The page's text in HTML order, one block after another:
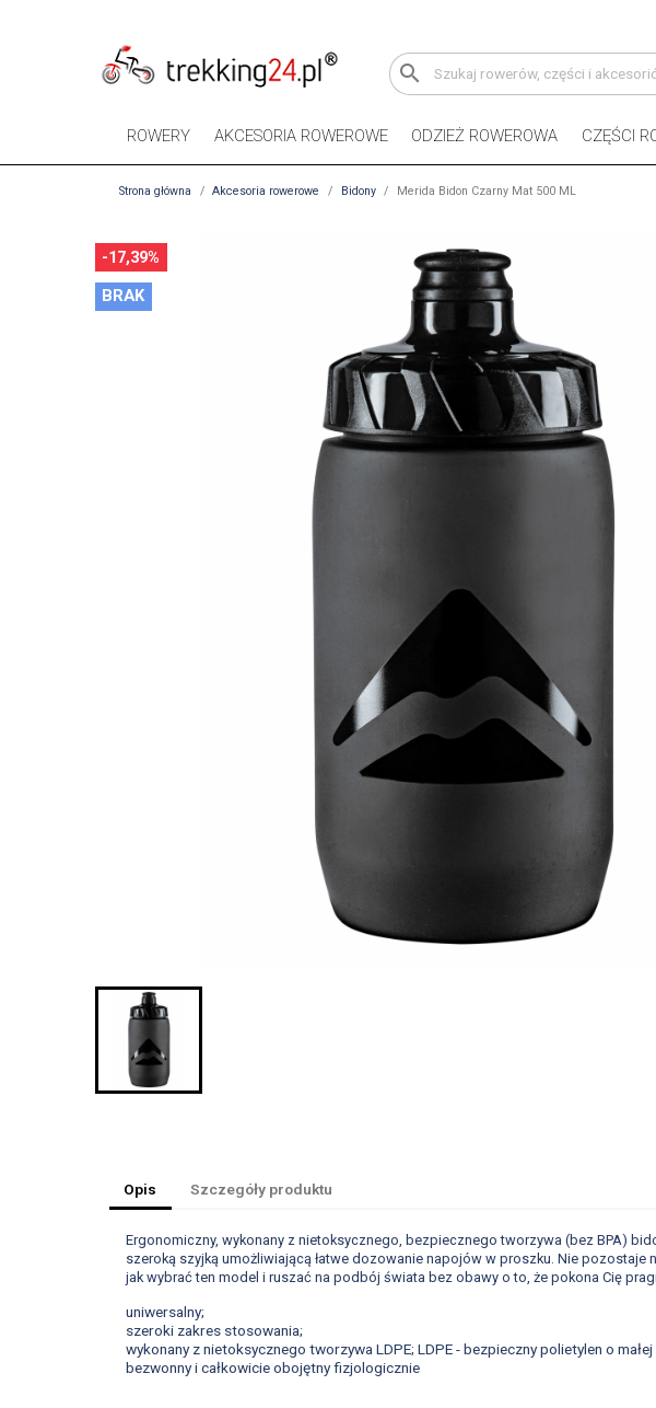
search
ROWERY AKCESORIA ROWEROWE ODZIEŻ ROWEROWA CZĘŚCI
Strona główna Akcesoria rowerowe Bidony Merida Bidon Czarny Mat 500 ML
-17,39%
BRAK
Opis Szczegóły produktu
Ergonomiczny, wykonany z nietoksycznego, bezpiecznego tworzywa (bez BPA)
szeroką szyjką umożliwiającą łatwe dozowanie napojów w proszku. Nie pozostaje
jak wybrać ten model i ruszać na podbój świata bez obawy o to, że pokona Cię
uniwersalny;
szeroki zakres stosowania;
wykonany z nietoksycznego tworzywa LDPE; LDPE - bezpieczny polietylen o
bezwonny i całkowicie obojętny fizjologicznie